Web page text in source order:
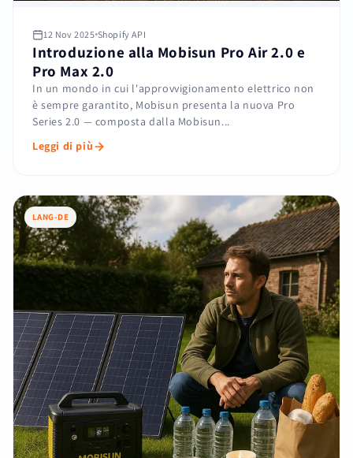
12 Nov 2025 Shopify API
Introduzione alla Mobisun Pro Air 2.0 e
Pro Max 2.0
In un mondo in cui l'approvvigionamento elettrico non
è sempre garantito, Mobisun presenta la nuova Pro
Series 2.0 — composta dalla Mobisun...
Leggi di più
LANG-DE